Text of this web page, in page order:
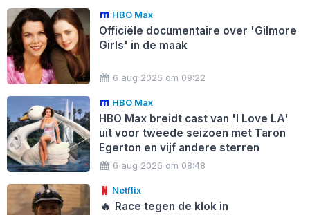
HBO Max
Officiële documentaire over 'Gilmore
Girls' in de maak
6 aug 2026 om 09:22
HBO Max
HBO Max breidt cast van 'I Love LA'
uit voor tweede seizoen met Taron
Egerton en vijf andere sterren
6 aug 2026 om 08:48
Netflix
🔥 Race tegen de klok in